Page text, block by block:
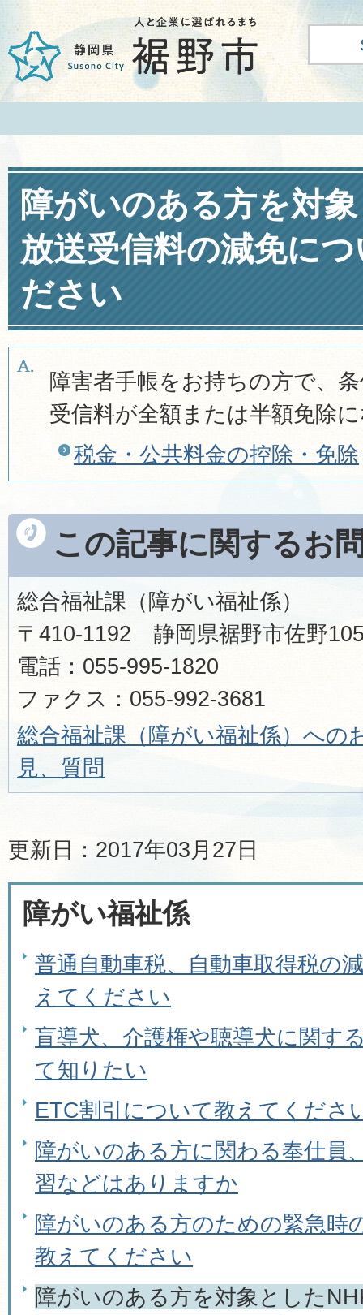
障がいのある方を対
放送受信料の減免に
ださい
障害者手帳をお持ちの方で、
受信料が全額または半額免除
税金・公共料金の控除・免除
この記事に関するお
総合福祉課（障がい福祉係）
〒410-1192 静岡県裾野市佐野
電話：055-995-1820
ファクス：055-992-3681
総合福祉課（障がい福祉係）への
見、質問
更新日：2017年03月27日
障がい福祉係
普通自動車税、自動車取得税の
えてください
盲導犬、介護権や聴導犬に関す
て知りたい
ETC割引について教えてくださ
障がいのある方に関わる奉仕員
習などはありますか
障がいのある方のための緊急時
教えてください
障がいのある方を対象とした